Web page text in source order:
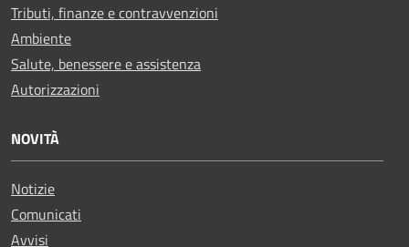
Tributi, finanze e contravvenzioni
Ambiente
Salute, benessere e assistenza
Autorizzazioni
NOVITÀ
Notizie
Comunicati
Avvisi